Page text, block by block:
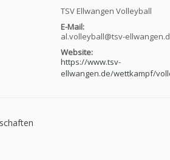
TSV Ellwangen Volleyball
E-Mail:
al.volleyball@tsv-
Website:
https://www.tsv-
ellwangen.de/wettkampf/